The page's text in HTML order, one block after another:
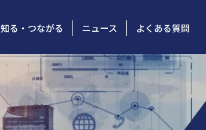
知る・つながる ニュース よくある質問